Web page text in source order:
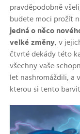
pravděpodobně
budete moci prožít
jedná o něco
velké změny, v
čtvrté dekády této
všechny vaše
let nashromáždili, a
kterou si tento